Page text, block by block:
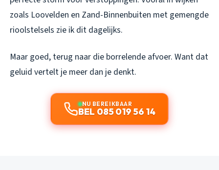
zoals Loovelden en Zand-Binnenbuiten met gemengde
rioolstelsels zie ik dit dagelijks.
Maar goed, terug naar die borrelende afvoer. Want dat
geluid vertelt je meer dan je denkt.
NU BEREIKBAAR
BEL 085 019 56 14